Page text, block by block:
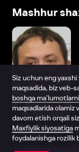
Mashhur
Vitaliy Shlyappo
Produser
Siz uchun eng
maqsadida, biz veb-
boshqa ma’lumotlarni
maqsadlarida olamiz
davom etish orqali
Maxfiylik siyosatiga
foydalanishga rozilik